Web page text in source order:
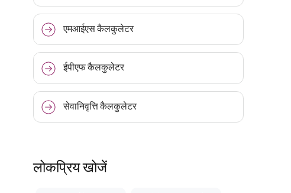
एमआईएस कैलकुलेटर
ईपीएफ कैलकुलेटर
सेवानिवृत्ति कैलकुलेटर
लोकप्रिय खोजें